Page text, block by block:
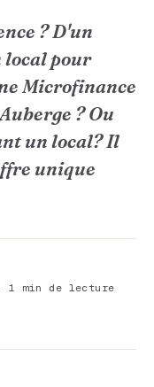
? D'un
local pour
Microfinance
? Ou
un local? Il
unique
1 min de lecture